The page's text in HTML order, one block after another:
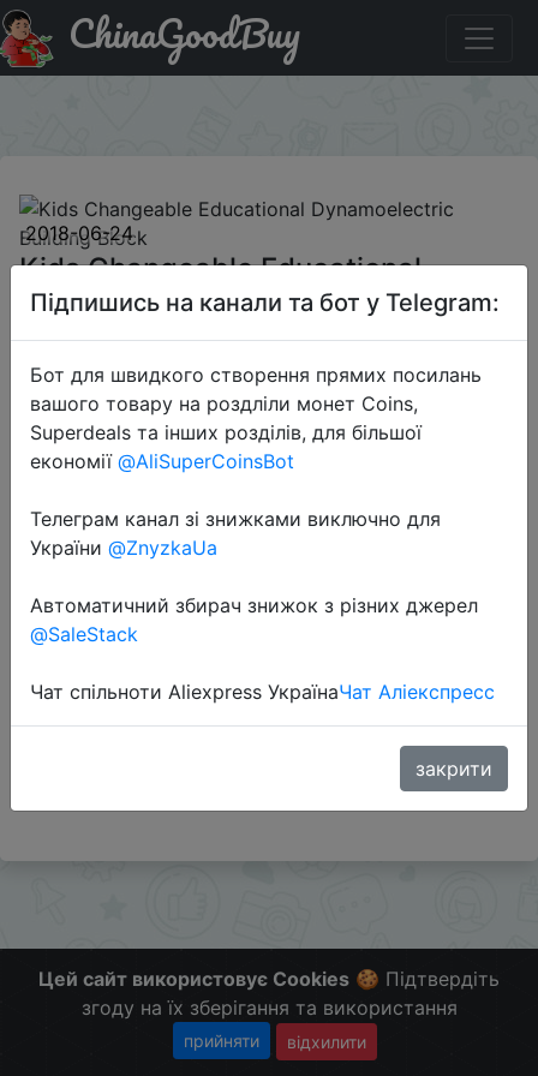
Придбати по знижці Kids Changeable Educational
Dynamoelectric Building Block
ChinaGoodBuy
2018-06-24
Kids Changeable Educational
Dynamoelectric Building Block
$8.19
Перейти до магазину
Додаткова інформація відсутня.
Слідкуйте за знижками на мобільному, в телеграм
Цей сайт використовує Cookies 🍪 Підтвердіть
згоду на їх зберігання та використання
прийняти відхилити
Підпишись на канали та бот у Telegram:
Бот для швидкого створення прямих посилань
вашого товару на роздліли монет Coins,
Superdeals та інших розділів, для більшої
економії @AliSuperCoinsBot
Телеграм канал зі знижками виключно для
України @ZnyzkaUa
Автоматичний збирач знижок з різних джерел
@SaleStack
Чат спільноти Aliexpress УкраїнаЧат Аліекспресс
закрити